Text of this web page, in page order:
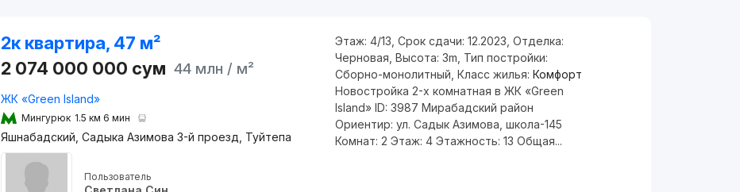
2к квартира, 47 м²
2 074 000 000 сум 44 млн / м²
ЖК «Green Island»
Мингурюк 1.5 км 6 мин
Яшнабадский, Садыка Азимова 3-й проезд, Туйтепа
Пользователь
Этаж: 4/13 Срок сдачи: 12.2023 Отделка:
Черновая Высота: 3m Тип постройки:
Сборно-монолитный Класс жилья: Комфорт
Новостройка 2-х комнатная в ЖК «Green
Island» ID: 3987 Мирабадский район
Ориентир: ул. Садык Азимова, школа-145
Комнат: 2 Этаж: 4 Этажность: 13 Общая...